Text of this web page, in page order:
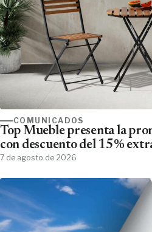
COMUNICADOS
Top Mueble presenta la
con descuento del 15%
7 de agosto de 2026